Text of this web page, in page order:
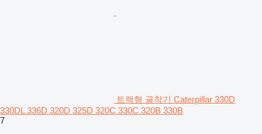
트랙형 굴착기 Caterpillar 330D
330DL 336D 320D 325D 320C 330C 320B 330B
7